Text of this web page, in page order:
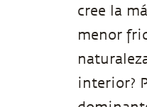
cree la
menor
interior?